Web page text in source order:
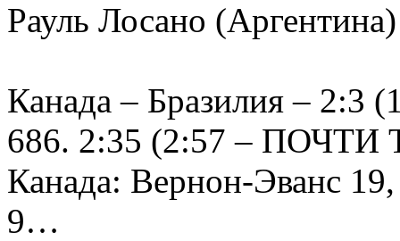
Рауль Лосано (Аргентина)
Канада – Бразилия – 2:3
686. 2:35 (2:57 –
Канада: Вернон-Эванс
9…